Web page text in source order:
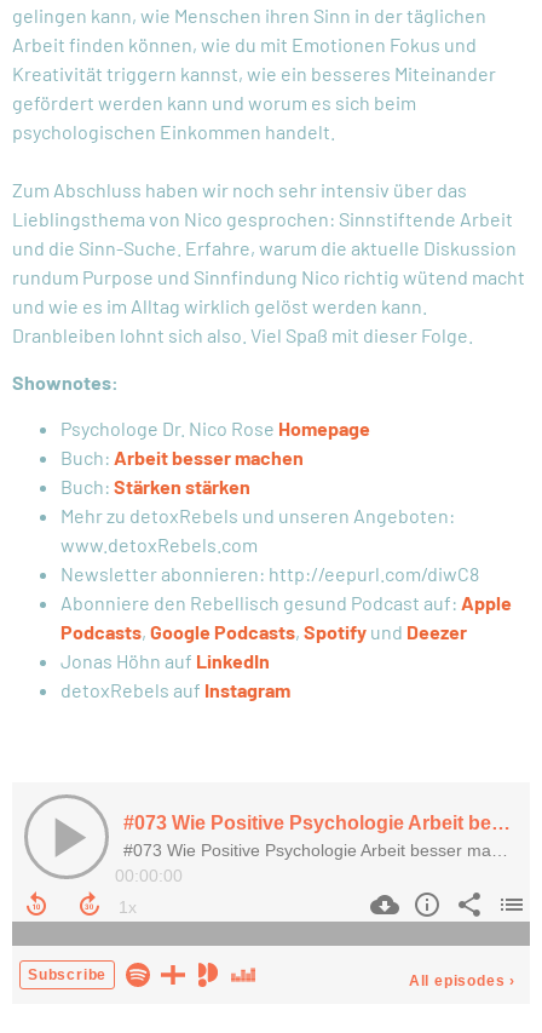
gelingen kann, wie Menschen ihren Sinn in der täglichen
Arbeit finden können, wie du mit Emotionen Fokus und
Kreativität triggern kannst, wie ein besseres Miteinander
gefördert werden kann und worum es sich beim
psychologischen Einkommen handelt.
Zum Abschluss haben wir noch sehr intensiv über das
Lieblingsthema von Nico gesprochen: Sinnstiftende Arbeit
und die Sinn-Suche. Erfahre, warum die aktuelle Diskussion
rundum Purpose und Sinnfindung Nico richtig wütend macht
und wie es im Alltag wirklich gelöst werden kann.
Dranbleiben lohnt sich also. Viel Spaß mit dieser Folge.
Shownotes:
Psychologe Dr. Nico Rose Homepage
Buch: Arbeit besser machen
Buch: Stärken stärken
Mehr zu detoxRebels und unseren Angeboten:
www.detoxRebels.com
Newsletter abonnieren: http://eepurl.com/diwC8
Abonniere den Rebellisch gesund Podcast auf: Apple
Podcasts, Google Podcasts, Spotify und Deezer
Jonas Höhn auf LinkedIn
detoxRebels auf Instagram